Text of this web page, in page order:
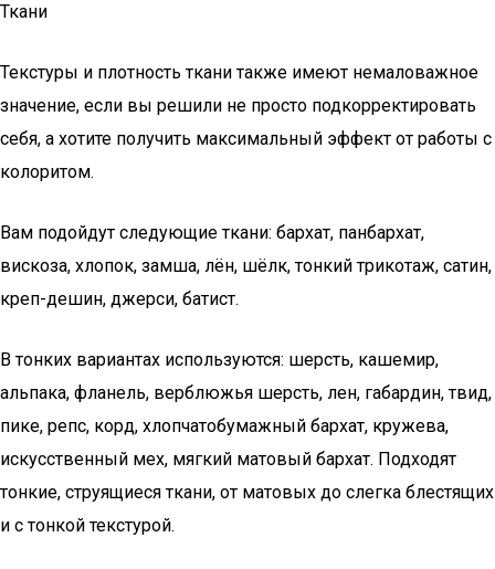
Ткани
Текстуры и плотность ткани также имеют немаловажное
значение, если вы решили не просто подкорректировать
себя, а хотите получить максимальный эффект от работы с
колоритом.
Вам подойдут следующие ткани: бархат, панбархат,
вискоза, хлопок, замша, лён, шёлк, тонкий трикотаж, сатин,
креп-дешин, джерси, батист.
В тонких вариантах используются: шерсть, кашемир,
альпака, фланель, верблюжья шерсть, лен, габардин, твид,
пике, репс, корд, хлопчатобумажный бархат, кружева,
искусственный мех, мягкий матовый бархат. Подходят
тонкие, струящиеся ткани, от матовых до слегка блестящих
и с тонкой текстурой.